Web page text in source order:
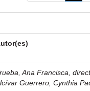
Ana Francisca,
Guerrero, Cynthia